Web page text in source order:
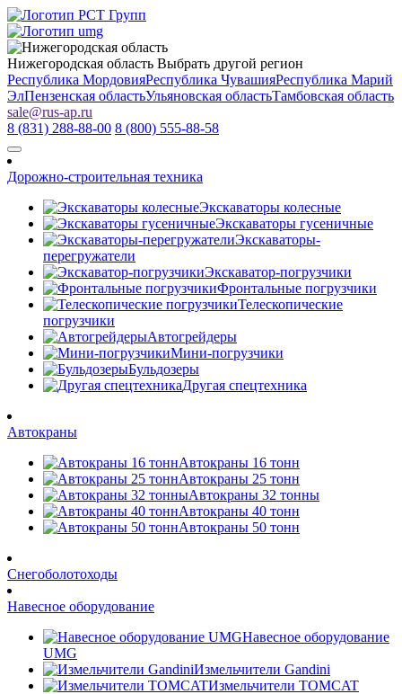
Нижегородская область Выбрать другой регион
Республика МордовияРеспублика ЧувашияРеспублика Марий
ЭлПензенская областьУльяновская областьТамбовская область
sale@rus-ap.ru
8 (831) 288-88-00 8 (800) 555-88-58
Дорожно-строительная техника
Экскаваторы колесные
Экскаваторы гусеничные
Экскаваторы-
перегружатели
Экскаватор-погрузчики
Фронтальные погрузчики
Телескопические
погрузчики
Автогрейдеры
Мини-погрузчики
Бульдозеры
Другая спецтехника
Автокраны
Автокраны 16 тонн
Автокраны 25 тонн
Автокраны 32 тонны
Автокраны 40 тонн
Автокраны 50 тонн
Снегоболотоходы
Навесное оборудование
Навесное оборудование
UMG
Измельчители Gandini
Измельчители TOMCAT